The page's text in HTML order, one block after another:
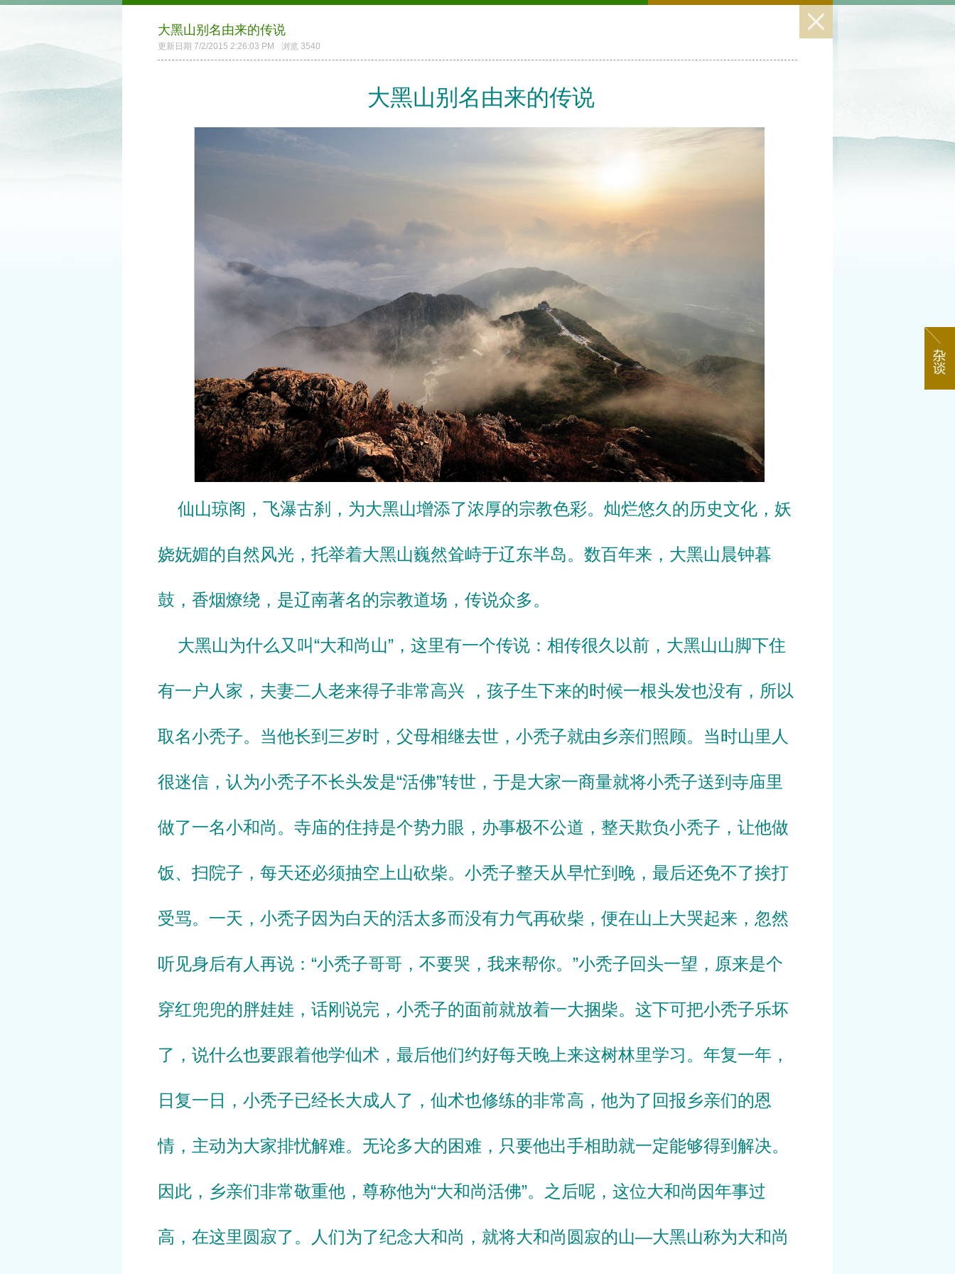
大黑山别名由来的传说
更新日期 7/2/2015 2:26:03 PM 浏览 3540
大黑山别名由来的传说
仙山琼阁，飞瀑古刹，为大黑山增添了浓厚的宗教色彩。灿烂悠久的历史文化，妖
娆妩媚的自然风光，托举着大黑山巍然耸峙于辽东半岛。数百年来，大黑山晨钟暮
鼓，香烟燎绕，是辽南著名的宗教道场，传说众多。
大黑山为什么又叫“大和尚山”，这里有一个传说：相传很久以前，大黑山山脚下住
有一户人家，夫妻二人老来得子非常高兴 ，孩子生下来的时候一根头发也没有，所以
取名小秃子。当他长到三岁时，父母相继去世，小秃子就由乡亲们照顾。当时山里人
很迷信，认为小秃子不长头发是“活佛”转世，于是大家一商量就将小秃子送到寺庙里
做了一名小和尚。寺庙的住持是个势力眼，办事极不公道，整天欺负小秃子，让他做
饭、扫院子，每天还必须抽空上山砍柴。小秃子整天从早忙到晚，最后还免不了挨打
受骂。一天，小秃子因为白天的活太多而没有力气再砍柴，便在山上大哭起来，忽然
听见身后有人再说：“小秃子哥哥，不要哭，我来帮你。”小秃子回头一望，原来是个
穿红兜兜的胖娃娃，话刚说完，小秃子的面前就放着一大捆柴。这下可把小秃子乐坏
了，说什么也要跟着他学仙术，最后他们约好每天晚上来这树林里学习。年复一年，
日复一日，小秃子已经长大成人了，仙术也修练的非常高，他为了回报乡亲们的恩
情，主动为大家排忧解难。无论多大的困难，只要他出手相助就一定能够得到解决。
因此，乡亲们非常敬重他，尊称他为“大和尚活佛”。之后呢，这位大和尚因年事过
高，在这里圆寂了。人们为了纪念大和尚，就将大和尚圆寂的山—大黑山称为大和尚